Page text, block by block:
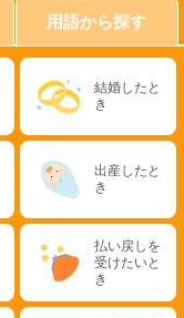
用語から探す
結婚したと
き
出産したと
き
払い戻しを
受けたいと
き